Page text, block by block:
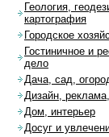
Геология,
картография
Городское
Гостиничное и
дело
Дача, сад,
Дизайн,
Дом, интерьер
Досуг и